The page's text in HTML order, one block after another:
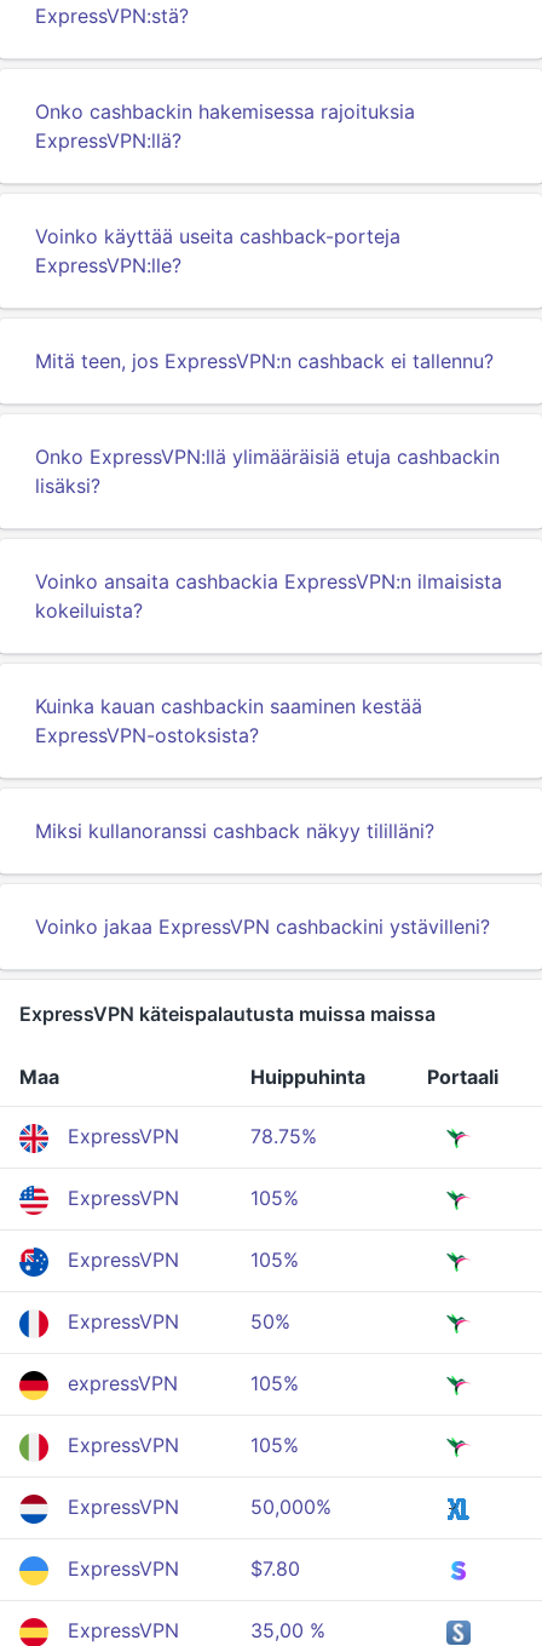
ExpressVPN:stä?
Onko cashbackin hakemisessa rajoituksia
ExpressVPN:llä?
Voinko käyttää useita cashback-porteja
ExpressVPN:lle?
Mitä teen, jos ExpressVPN:n cashback ei tallennu?
Onko ExpressVPN:llä ylimääräisiä etuja cashbackin
lisäksi?
Voinko ansaita cashbackia ExpressVPN:n ilmaisista
kokeiluista?
Kuinka kauan cashbackin saaminen kestää
ExpressVPN-ostoksista?
Miksi kullanoranssi cashback näkyy tililläni?
Voinko jakaa ExpressVPN cashbackini ystävilleni?
ExpressVPN käteispalautusta muissa maissa
Maa Huippuhinta Portaali
ExpressVPN 78.75%
ExpressVPN 105%
ExpressVPN 105%
ExpressVPN 50%
expressVPN 105%
ExpressVPN 105%
ExpressVPN 50,000%
ExpressVPN $7.80
ExpressVPN 35,00 %